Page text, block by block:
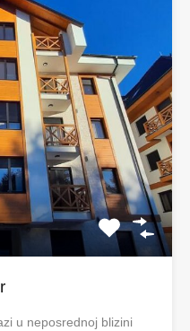
u neposrednoj blizini